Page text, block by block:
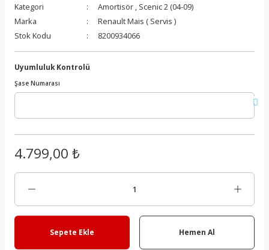
Kategori Amortisör , Scenic 2 (04-09)
Marka
Renault Mais ( Servis )
Stok Kodu
8200934066
Uyumluluk Kontrolü
Şase Numarası
4.799,00 ₺
Sepete Ekle Hemen Al